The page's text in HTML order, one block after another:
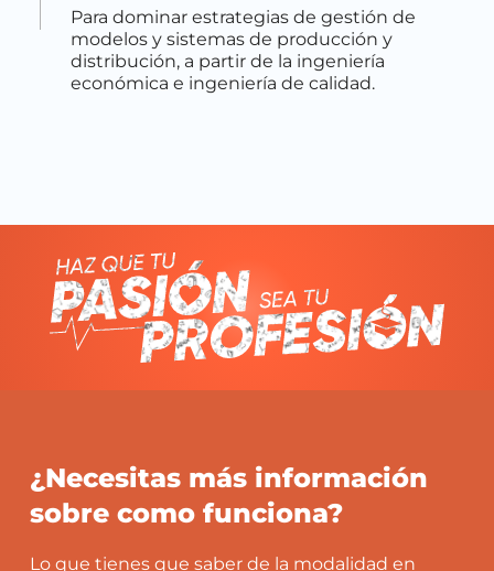
Para dominar estrategias de gestión de
modelos y sistemas de producción y
distribución, a partir de la ingeniería
económica e ingeniería de calidad.
¿Necesitas más información
sobre como funciona?
Lo que tienes que saber de la modalidad en